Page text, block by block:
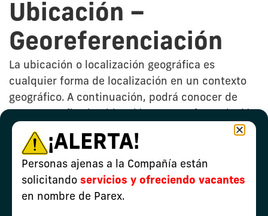
Ubicación –
Georeferenciación
La ubicación o localización geográfica es
cualquier forma de localización en un contexto
geográfico. A continuación, podrá conocer de
del bloque autorizado por la Autoridad ambiental
para el desarrollo de las actividades de la
compañía en cada uno de nuestros proyectos.
59.-AD_VIM-43_LAV0023-00-2022-
¡ALERTA!
Personas ajenas a la Compañía están
solicitando servicios y ofreciendo vacantes
en nombre de Parex.